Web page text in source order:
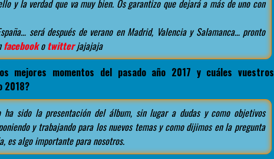
y la verdad que va muy bien. Os garantizo que dejará a más de uno con
será después de verano en Madrid, Valencia y Salamanca… pronto
facebookotwitterjajajaja
mejores momentos del pasado año 2017 y cuáles vuestros
2018?
ha sido la presentación del álbum, sin lugar a dudas y como objetivos
y trabajando para los nuevos temas y como dijimos en la pregunta
es algo importante para nosotros.